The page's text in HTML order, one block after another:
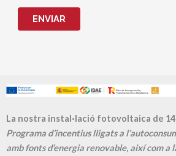
ENVIAR
La nostra instal·lació fotovoltaica de
Programa d’incentius lligats a
amb fonts d’energia renovable, així com a